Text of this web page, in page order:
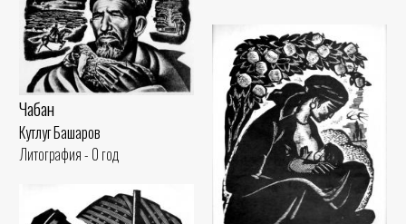
Чабан
Кутлуг Башаров
Литография - 0 год